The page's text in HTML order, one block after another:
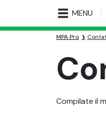
MENU
MPA Pro
Compilate il